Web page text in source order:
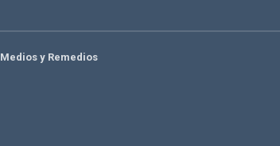
Medios y Remedios